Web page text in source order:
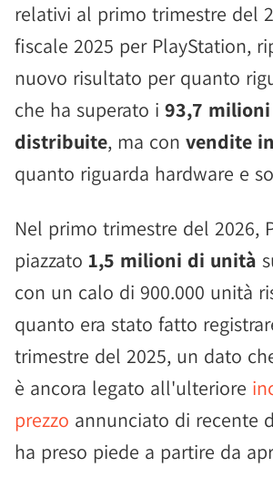
relativi al primo trimestre del
fiscale 2025 per PlayStation,
nuovo risultato per quanto
che ha superato i 93,7
distribuite, ma con vendite
quanto riguarda hardware e
Nel primo trimestre del 2026,
piazzato 1,5 milioni di unità
con un calo di 900.000 unità
quanto era stato fatto
trimestre del 2025, un dato
è ancora legato all'ulteriore
prezzo annunciato di recente
ha preso piede a partire da